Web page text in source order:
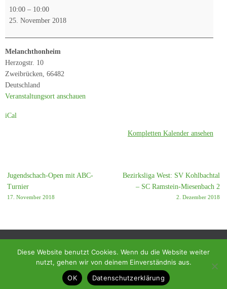
Pfalzliga:
Zweibrücken
-
SC
Ramstein-
Miesenbach
10:00 – 10:00
25. November 2018
Melanchthonheim
Herzogstr. 10
Zweibrücken 66482
Deutschland
Veranstaltungsort anschauen
iCal
Kompletten Kalender ansehen
Jugendschach-Open mit ABC-
Turnier
17. November 2018
Bezirksliga West: SV Kohlbachtal
– SC Ramstein-Miesenbach 2
2. Dezember 2018
© 2018 - Homepage des SC Ramstein-Miesenbach
Präsentiert von Tempera
Diese Website benutzt Cookies. Wenn du die Website weiter
nutzt, gehen wir von deinem Einverständnis aus.
OK
Datenschutzerklärung